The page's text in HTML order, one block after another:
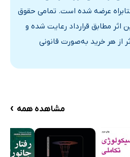
عرضه شده است. تمامی حقوق
اثر مطابق قرارداد رعایت شده و
از هر خرید به‌صورت قانونی
مشاهده همه ›